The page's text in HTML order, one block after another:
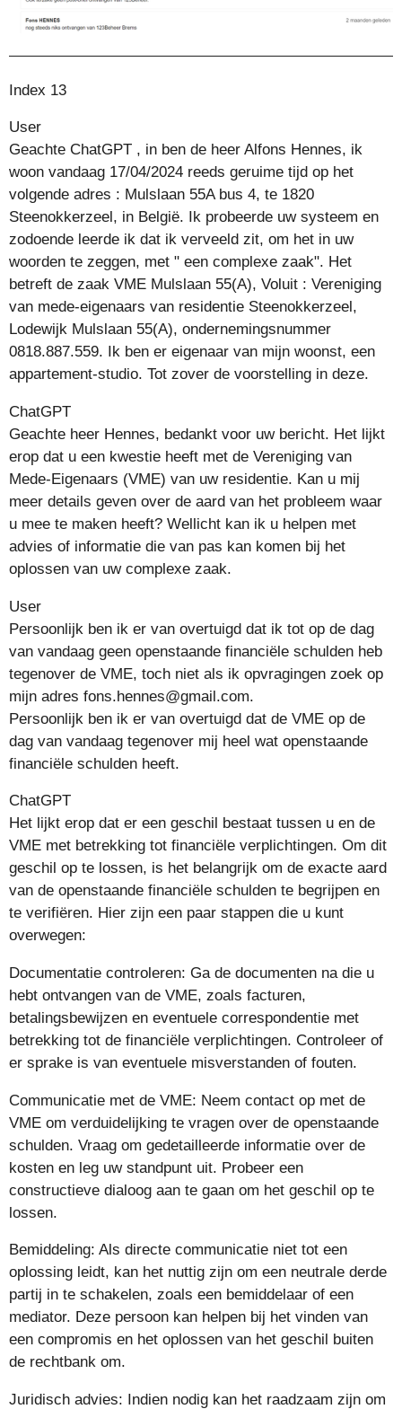
Index 13
User
Geachte ChatGPT , in ben de heer Alfons Hennes, ik
woon vandaag 17/04/2024 reeds geruime tijd op het
volgende adres : Mulslaan 55A bus 4, te 1820
Steenokkerzeel, in België. Ik probeerde uw systeem en
zodoende leerde ik dat ik verveeld zit, om het in uw
woorden te zeggen, met " een complexe zaak". Het
betreft de zaak VME Mulslaan 55(A), Voluit : Vereniging
van mede-eigenaars van residentie Steenokkerzeel,
Lodewijk Mulslaan 55(A), ondernemingsnummer
0818.887.559. Ik ben er eigenaar van mijn woonst, een
appartement-studio. Tot zover de voorstelling in deze.
ChatGPT
Geachte heer Hennes, bedankt voor uw bericht. Het lijkt
erop dat u een kwestie heeft met de Vereniging van
Mede-Eigenaars (VME) van uw residentie. Kan u mij
meer details geven over de aard van het probleem waar
u mee te maken heeft? Wellicht kan ik u helpen met
advies of informatie die van pas kan komen bij het
oplossen van uw complexe zaak.
User
Persoonlijk ben ik er van overtuigd dat ik tot op de dag
van vandaag geen openstaande financiële schulden heb
tegenover de VME, toch niet als ik opvragingen zoek op
mijn adres fons.hennes@gmail.com.
Persoonlijk ben ik er van overtuigd dat de VME op de
dag van vandaag tegenover mij heel wat openstaande
financiële schulden heeft.
ChatGPT
Het lijkt erop dat er een geschil bestaat tussen u en de
VME met betrekking tot financiële verplichtingen. Om dit
geschil op te lossen, is het belangrijk om de exacte aard
van de openstaande financiële schulden te begrijpen en
te verifiëren. Hier zijn een paar stappen die u kunt
overwegen:
Documentatie controleren: Ga de documenten na die u
hebt ontvangen van de VME, zoals facturen,
betalingsbewijzen en eventuele correspondentie met
betrekking tot de financiële verplichtingen. Controleer of
er sprake is van eventuele misverstanden of fouten.
Communicatie met de VME: Neem contact op met de
VME om verduidelijking te vragen over de openstaande
schulden. Vraag om gedetailleerde informatie over de
kosten en leg uw standpunt uit. Probeer een
constructieve dialoog aan te gaan om het geschil op te
lossen.
Bemiddeling: Als directe communicatie niet tot een
oplossing leidt, kan het nuttig zijn om een neutrale derde
partij in te schakelen, zoals een bemiddelaar of een
mediator. Deze persoon kan helpen bij het vinden van
een compromis en het oplossen van het geschil buiten
de rechtbank om.
Juridisch advies: Indien nodig kan het raadzaam zijn om